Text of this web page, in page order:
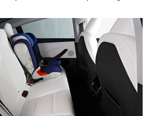
disponen de ventilación para refrigerar el